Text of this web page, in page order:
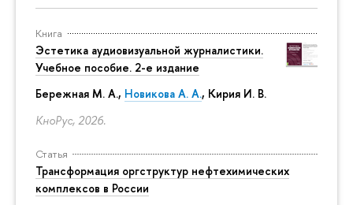
Книга
Эстетика аудиовизуальной журналистики.
Учебное пособие. 2-е издание
Бережная М. А., Новикова А. А., Кирия И. В.
КноРус, 2026.
Статья
Трансформация оргструктур нефтехимических
комплексов в России